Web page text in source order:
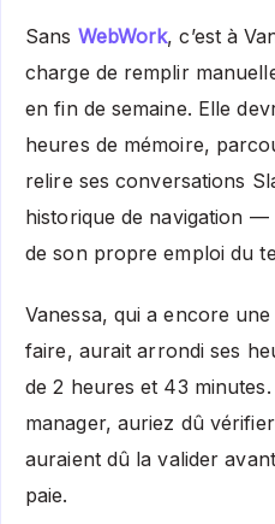
Sans WebWork, c’est à
charge de remplir
en fin de semaine. Elle
heures de mémoire,
relire ses conversations
historique de navigation
de son propre emploi du
Vanessa, qui a encore
faire, aurait arrondi ses
de 2 heures et 43
manager, auriez dû
auraient dû la valider
paie.